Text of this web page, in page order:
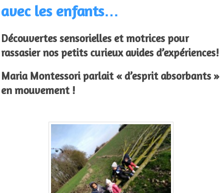
avec les enfants…
Découvertes sensorielles et motrices pour
rassasier nos petits curieux avides d’expériences!
Maria Montessori parlait « d’esprit absorbants »
en mouvement !